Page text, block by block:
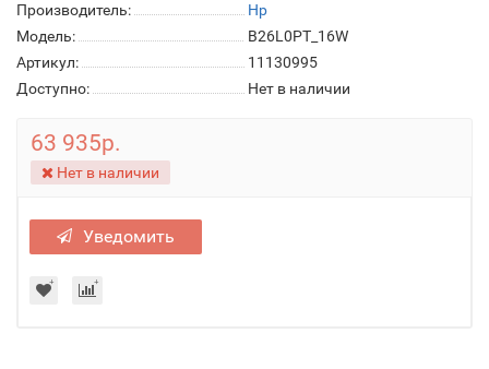
Производитель:
Hp
Модель:
B26L0PT_16W
Артикул:
11130995
Доступно:
Нет в наличии
63 935р.
Нет в наличии
Уведомить